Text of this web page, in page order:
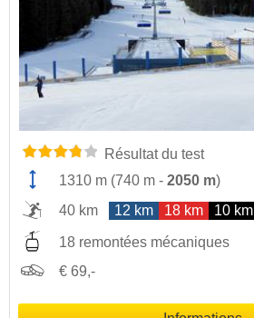
Résultat du test
1310 m (740 m - 2050 m)
40 km
12 km 18 km 10 km
18 remontées mécaniques
€ 69,-